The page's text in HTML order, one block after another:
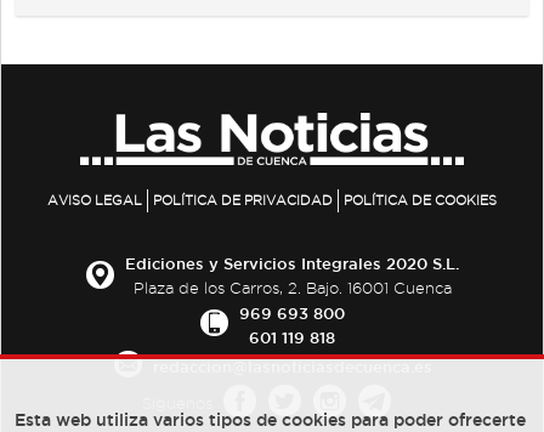
AVISO LEGAL POLÍTICA DE PRIVACIDAD POLÍTICA DE COOKIES
Ediciones y Servicios Integrales 2020 S.L.
Plaza de los Carros, 2. Bajo. 16001 Cuenca
969 693 800
601 119 818
Esta web utiliza varios tipos de cookies para poder ofrecerte